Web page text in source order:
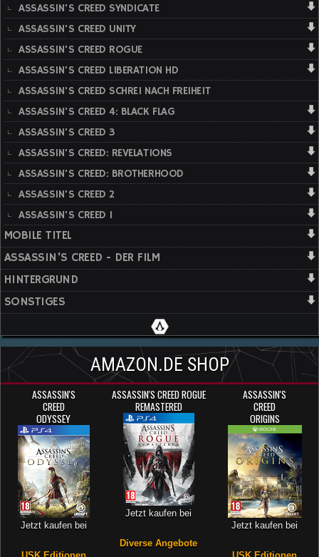
ASSASSIN'S CREED SYNDICATE
ASSASSIN'S CREED UNITY
ASSASSIN'S CREED ROGUE
ASSASSIN'S CREED LIBERATION HD
ASSASSIN'S CREED SCHREI NACH FREIHEIT
ASSASSIN'S CREED 4: BLACK FLAG
ASSASSIN'S CREED 3
ASSASSIN'S CREED: REVELATIONS
ASSASSIN'S CREED: BROTHERHOOD
ASSASSIN'S CREED 2
ASSASSIN'S CREED 1
MOBILE TITEL
ASSASSIN'S CREED - DER FILM
HINTERGRUND
SONSTIGES
AMAZON.DE SHOP
ASSASSIN'S
CREED
ODYSSEY
Jetzt kaufen bei
ASSASSIN'S CREED ROGUE
REMASTERED
Jetzt kaufen bei
Diverse Angebote
ASSASSIN'S
CREED
ORIGINS
Jetzt kaufen bei